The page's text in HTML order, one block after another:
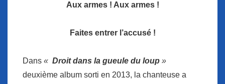
Aux armes ! Aux armes !
Faites entrer l’accusé !
Dans « Droit dans la gueule du loup »
deuxième album sorti en 2013, la chanteuse a